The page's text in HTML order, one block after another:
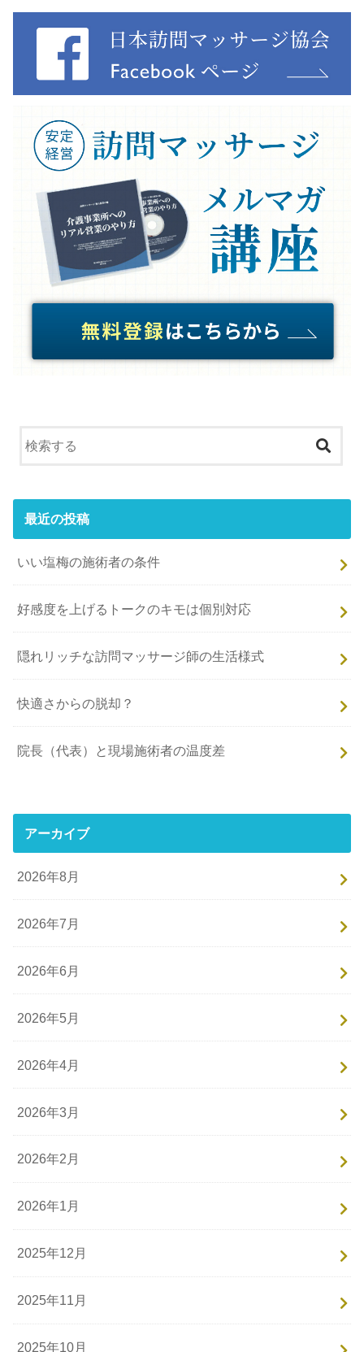
最近の投稿
いい塩梅の施術者の条件
好感度を上げるトークのキモは個別対応
隠れリッチな訪問マッサージ師の生活様式
快適さからの脱却？
院長（代表）と現場施術者の温度差
アーカイブ
2026年8月
2026年7月
2026年6月
2026年5月
2026年4月
2026年3月
2026年2月
2026年1月
2025年12月
2025年11月
2025年10月